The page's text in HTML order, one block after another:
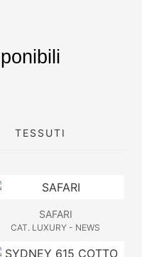
TESSUTI
SAFARI
CAT. LUXURY - NEWS